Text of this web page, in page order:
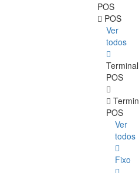
POS
POS
Ver
todos
Terminal
POS
POS
Ver
todos
Fixo